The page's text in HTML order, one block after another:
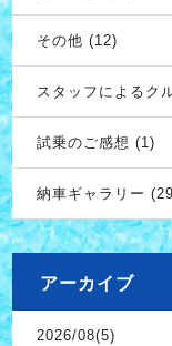
その他 (12)
スタッフによるク
試乗のご感想 (1)
納車ギャラリー
アーカイブ
2026/08(5)